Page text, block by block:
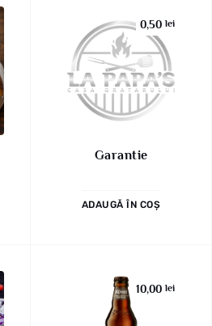
0,50lei
Garantie
ADAUGĂ ÎN COȘ
10,00lei